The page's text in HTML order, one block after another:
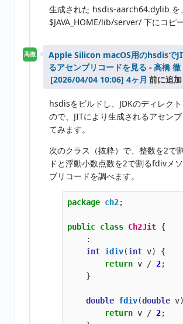
生成された hsdis-aarch64.dylib を、
$JAVA_HOME/lib/server/ 下にコピー
高徹
Apple Silicon macOS用のhsdisで
るアセンブリコードを見る - 高橋 徹
4ヶ月 前に追加
hsdisをビルドし、JDKのディレク
ので、JITにより生成されるアセン
てみます。
次のクラス（抜粋）で、整数を2で
ドと浮動小数点数を2で割るfdivメ
ブリコードを調べます。
package ch2;
public class Ch2Jit {
:
int idiv(int v)
{
return v / 2;
}
double fdiv(double v)
return v / 2;